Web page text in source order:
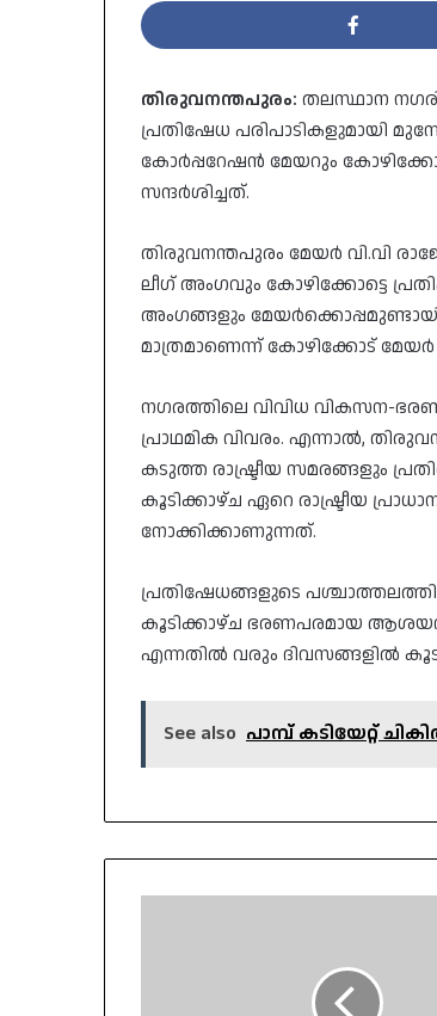
തിരുവനന്തപുരം: തലസ്ഥാന
പ്രതിഷേധ പരിപാടികളുമായി
കോർപ്പറേഷൻ മേയറും
സന്ദർശിച്ചത്.
തിരുവനന്തപുരം മേയർ വി.വി
ലീഗ് അംഗവും കോഴിക്കോട്ടെ
അംഗങ്ങളും
മാത്രമാണെന്ന് കോഴിക്കോട് മേയർ
​നഗരത്തിലെ വിവിധ വികസന-
പ്രാഥമിക വിവരം. എന്നാൽ,
കടുത്ത രാഷ്ട്രീയ സമരങ്ങളും
കൂടിക്കാഴ്ച ഏറെ രാഷ്ട്രീയ
നോക്കിക്കാണുന്നത്.
​പ്രതിഷേധങ്ങളുടെ
കൂടിക്കാഴ്ച ഭരണപരമായ
എന്നതിൽ വരും ദിവസങ്ങളിൽ
See also പാമ്പ് കടിയേറ്റ്